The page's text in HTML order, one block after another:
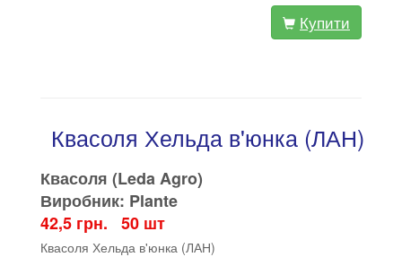
Купити
Квасоля Хельда в'юнка (ЛАН)
Квасоля (Leda Agro)
Виробник: Plante
42,5 грн. 50 шт
Квасоля Хельда в'юнка (ЛАН)